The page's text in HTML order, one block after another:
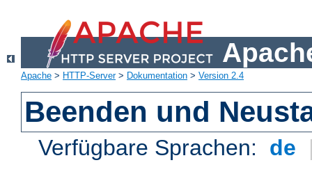
Apache > HTTP-Server> Dokumentation > Version 2.4
Beenden und
Verfügbare Sprachen: de